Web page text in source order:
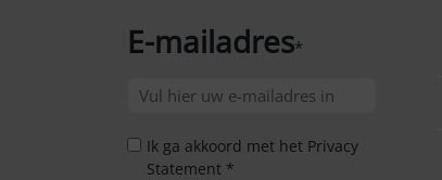
E-mailadres*
Ik ga akkoord met het Privacy
Statement *